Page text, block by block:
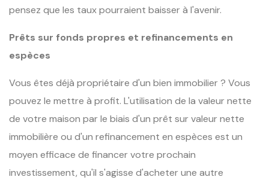
pensez que les taux pourraient baisser à l'avenir.
Prêts sur fonds propres et refinancements en
espèces
Vous êtes déjà propriétaire d'un bien immobilier ? Vous
pouvez le mettre à profit. L'utilisation de la valeur nette
de votre maison par le biais d'un prêt sur valeur nette
immobilière ou d'un refinancement en espèces est un
moyen efficace de financer votre prochain
investissement, qu'il s'agisse d'acheter une autre